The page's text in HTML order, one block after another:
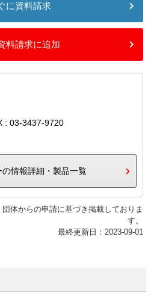
に資料請求
料請求に追加
: 03-3437-9720
の情報詳細・製品一覧
体からの申請に基づき掲載しておりま
す。
最終更新日：2023-09-01